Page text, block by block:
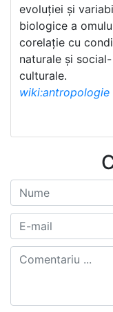
evoluției și
biologice a
corelație cu
naturale și social-
culturale.
wiki:antropologie